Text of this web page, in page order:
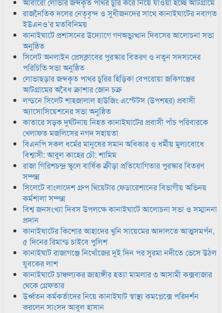
রাজনৈতিক দলের নেতৃবৃন্দ ও সুধীজনদের সাথে কানাইঘাটের নবাগত
ইউএনও’র মতবিনিময়
কানাইঘাটে প্রশাসনের উদ্যোগে গণঅভ্যুত্থান দিবসের আলোচনা সভা
অনুষ্ঠিত
সিলেট অনলাইন প্রেসক্লাবের পুরস্কার বিতরণ ও নতুন সদস্যদের
পরিচিতি সভা অনুষ্ঠিত
লোভাছড়ার জব্দকৃত পাথর চুরির হিড়িক! বেপরোয়া জকিগঞ্জের
আটগ্রামের অবৈধ ক্রাশার জোন চক্র
লন্ডনে সিলেট শাহজালাল হাউজিং এস্টেটস (উপশহর) প্রবাসী
অ্যাসোসিয়েশনের সভা অনুষ্ঠিত
কাতারে সড়ক দুর্ঘটনায় নিহত কানাইঘাটের প্রবাসী পাঁচ পরিবারকে
খেলাফত মজলিসের নগদ সহায়তা
বিএনপি সকল ধর্মের মানুষের সমান অধিকার ও ধর্মীয় মুল্যবোধে
বিশ্বাসী: আবুল কাহের চৌ: শামিম
রাজা গিরিশচন্দ্র স্কুলে বার্ষিক ক্রীড়া প্রতিযোগিতার পুরস্কার বিতরণ
সম্পন্ন
সিলেটে বাংলাদেশ গ্রুপ থিয়েটার ফেডারেশানের বিভাগীয় অভিনয়
কর্মশালা সম্পন্ন
বিশ্ব জনসংখ্যা দিবস উপলক্ষে কানাইঘাটে আলোচনা সভা ও সম্মাননা
প্রদান
কানাইঘাটের কিশোর আহাদের খুনি সায়েমের আদালতে আত্মসমর্পন,
৫ দিনের রিমান্ড চাইবে পুলিশ
কানাইঘাট রাজাগঞ্জে নিখোঁজের দুই দিন পর সুরমা নদীতে ভেসে উঠল
যুবকের লাশ
কানাইঘাটে চাঞ্চল্যকর জাহাঙ্গীর হত্যা মামলার ৩ আসামী কক্সবাজার
থেকে গ্রেফতার
উর্ধ্বতন কর্মকর্তাদের নিয়ে কানাইঘাট স্বাস্থ্য কমপ্লেক্সে পরিদর্শন
করলেন সাংসদ আবুল হাসান